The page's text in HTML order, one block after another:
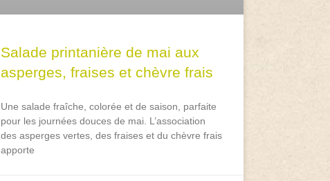
Salade printanière de mai aux
asperges, fraises et chèvre frais
Une salade fraîche, colorée et de saison, parfaite
pour les journées douces de mai. L’association
des asperges vertes, des fraises et du chèvre frais
apporte